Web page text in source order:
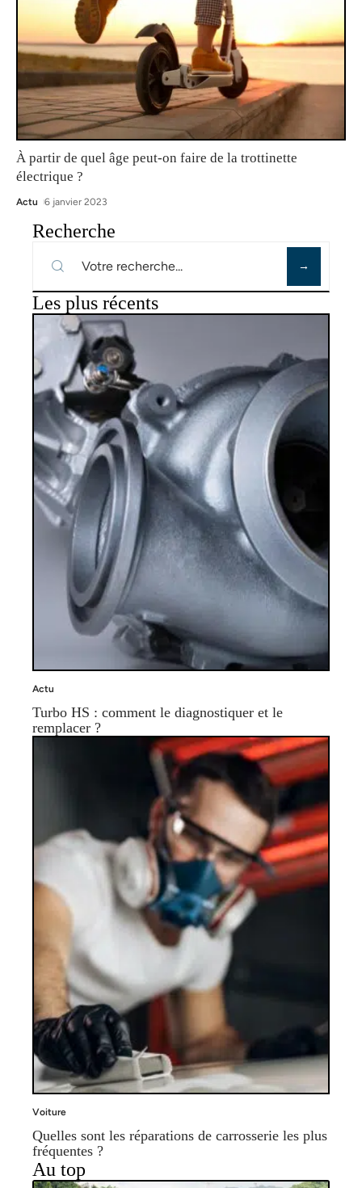
À partir de quel âge peut-on faire de la trottinette
électrique ?
Actu 6 janvier 2023
Recherche
Les plus récents
Actu
Turbo HS : comment le diagnostiquer et le
remplacer ?
Voiture
Quelles sont les réparations de carrosserie les plus
fréquentes ?
Au top